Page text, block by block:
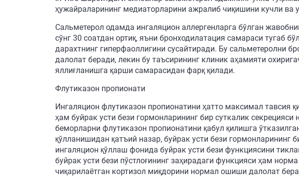
ҳужайраларининг медиаторларини ажралиб чиқишини кучли ва
Сальметерол одамда ингаляцион аллергенларга бўлган
сўнг 30 соатдан ортиқ, яъни бронходилатация самараси тугаб
дарахтнинг гиперфаоллигини сусайтиради. Бу сальметеролни
далолат беради, лекин бу таъсирининг клиник аҳамияти
яллиғланишга қарши самарасидан фарқ қилади.
Флутиказон пропионати
Ингаляцион флутиказон пропионатини ҳатто максимал тавсия
ҳам буйрак усти бези гормонларининг бир суткалик
беморларни флутиказон пропионатини қабул қилишга
қўлланишидан қатъий назар, буйрак усти бези
ингаляцион қўллаш фонида буйрак усти бези функциясини
буйрак усти бези пўстлоғининг заҳирадаги функцияси ҳам
чиқарилаётган кортизол миқдорини нормал ошиши далолат